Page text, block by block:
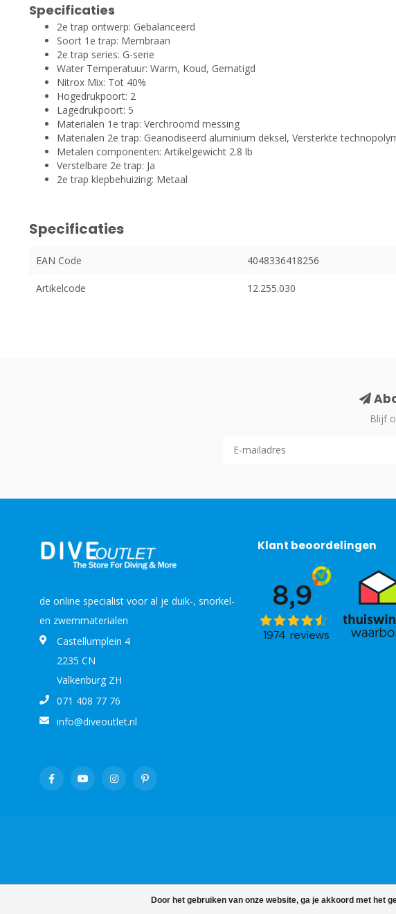
Specificaties
2e trap ontwerp: Gebalanceerd
Soort 1e trap: Membraan
2e trap series: G-serie
Water Temperatuur: Warm, Koud, Gematigd
Nitrox Mix: Tot 40%
Hogedrukpoort: 2
Lagedrukpoort: 5
Materialen 1e trap: Verchroomd messing
Materialen 2e trap: Geanodiseerd aluminium deksel, Versterkte
Metalen componenten: Artikelgewicht 2.8 lb
Verstelbare 2e trap: Ja
2e trap klepbehuizing: Metaal
Specificaties
EAN Code 4048336418256
Artikelcode 12.255.030
Door het gebruiken van onze website, ga je akkoord met het
Blijf
de online specialist voor al je duik-, snorkel-
en zwemmaterialen
Castellumplein 4
2235 CN
Valkenburg ZH
071 408 77 76
info@diveoutlet.nl
Klant beoordelingen